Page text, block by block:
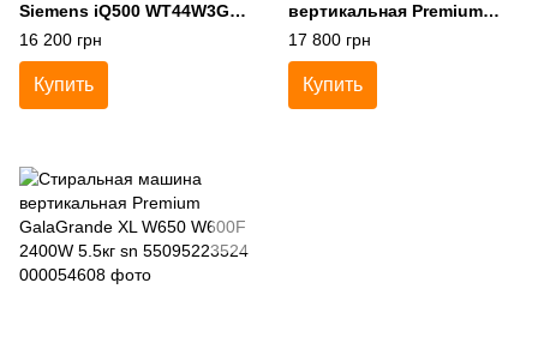
Siemens iQ500 WT44W3GO
10 1000W 7кг sn
9207200020
16 200 грн
Купить
вертикальная Premium
GalaGrande XL W204
2400W 5кг sn 0073549291
17 800 грн
Купить